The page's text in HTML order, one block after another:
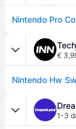
€
Nintendo Hw
1-3